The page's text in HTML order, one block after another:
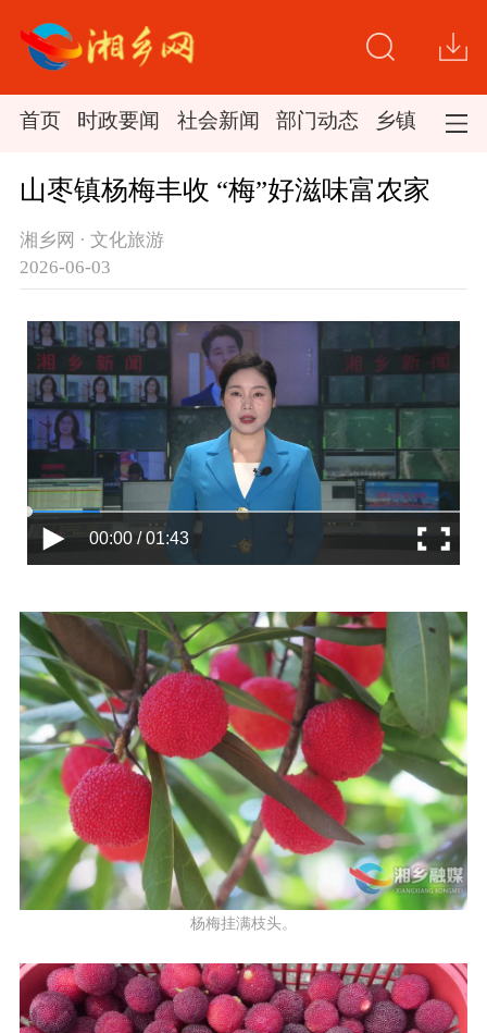
首页 时政要闻 社会新闻 部门动态 乡镇新闻
山枣镇杨梅丰收 “梅”好滋味富农家
湘乡网 · 文化旅游
2026-06-03
00:00 / 01:43
杨梅挂满枝头。